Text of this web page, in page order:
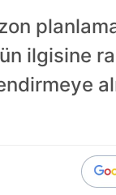
ilgisine